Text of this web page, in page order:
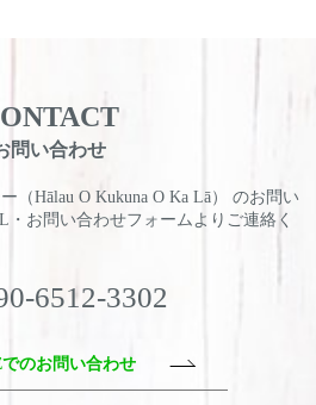
問い合わせ
（Hālau O Kukuna O Ka Lā） のお問い
・お問い合わせフォームよりご連絡く
6512-3302
のお問い合わせ